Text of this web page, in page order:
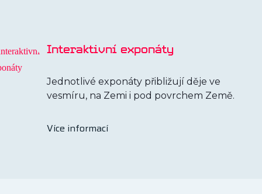
Interaktivní exponáty
Jednotlivé exponáty přibližují děje ve
vesmíru, na Zemi i pod povrchem Země.
Více informací